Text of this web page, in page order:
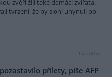
zvěří žijí také domácí zvířata.
tvrzení, že by sloni uhynuli po
reklama
přílety, píše AFP